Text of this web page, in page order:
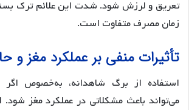
تعریق و لرزش شود. شدت این علائم ترک
زمان مصرف متفاوت است.
تأثیرات منفی بر عملکرد مغز و
استفاده از برگ شاهدانه، به‌خصوص
می‌تواند باعث مشکلاتی در عملکرد مغز